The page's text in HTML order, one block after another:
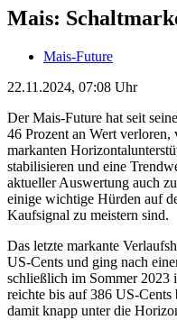
Mais:
Mais-Future
22.11.2024, 07:08 Uhr
Der Mais-Future hat seit
46 Prozent an Wert verloren,
markanten
stabilisieren und eine
aktueller Auswertung auch
einige wichtige Hürden auf
Kaufsignal zu meistern sind.
Das letzte markante
US-Cents und ging nach
schließlich im Sommer 2023
reichte bis auf 386 US-Cents
damit knapp unter die